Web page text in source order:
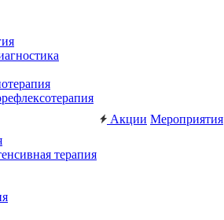
терапия
Акции Мероприятия